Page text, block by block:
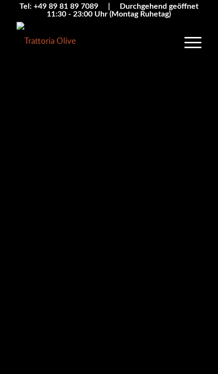
Tel: +49 89 81 89 7089 | Durchgehend geöffnet
11:30 - 23:00 Uhr (Montag Ruhetag)